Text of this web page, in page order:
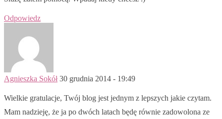
Odpowiedz
Agnieszka Sokół 30 grudnia 2014 - 19:49
Wielkie gratulacje, Twój blog jest jednym z lepszych jakie czytam.
Mam nadzieję, że ja po dwóch latach będę równie zadowolona ze